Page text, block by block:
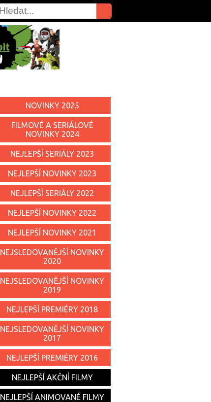
NOVINKY 2025
FILMOVÉ A SERIÁLOVÉ
NOVINKY 2024
NEJLEPŠÍ SERIÁLY 2023
NEJLEPŠÍ NOVINKY 2023
NEJLEPŠÍ SERIÁLY 2022
NEJLEPŠÍ NOVINKY 2022
NEJLEPŠÍ NOVINKY 2021
NEJSLEDOVANĚJŠÍ NOVINKY
2020
NEJSLEDOVANĚJŠÍ NOVINKY
2019
NEJLEPŠÍ PREMIÉRY 2018
NEJSLEDOVANĚJŠÍ NOVINKY
2017
NEJLEPŠÍ PREMIÉRY 2016
NEJLEPŠÍ AKČNÍ FILMY
NEJLEPŠÍ ANIMOVANÉ FILMY